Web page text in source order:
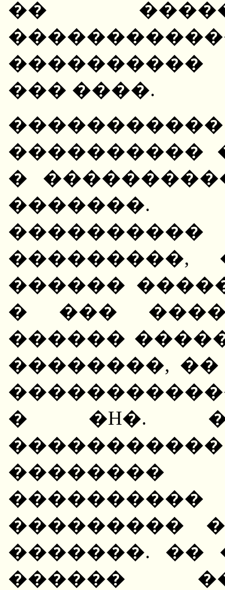
��
����������
��� ����.
����������
�
�������.
���������,
������
� ���
������
��������,
� �H�.
���������
�������. ��
������